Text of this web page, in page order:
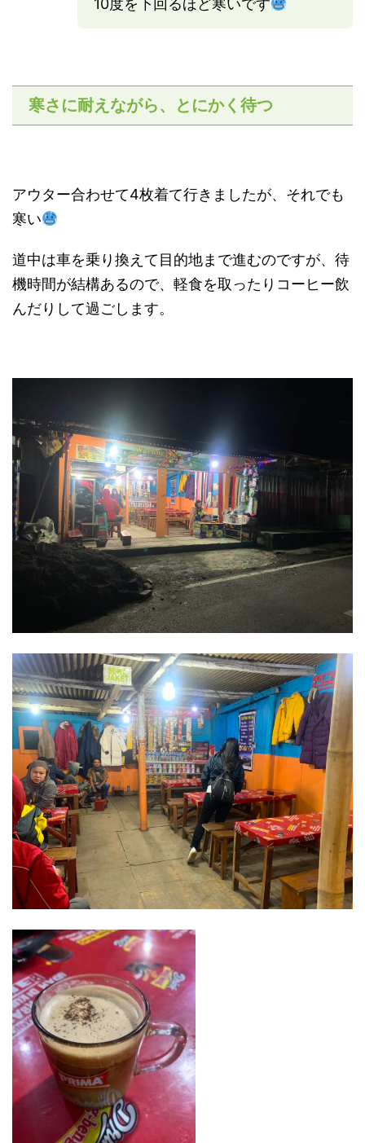
10度を下回るほど寒いです
寒さに耐えながら、とにかく待つ
アウター合わせて4枚着て行きましたが、それでも
寒い
道中は車を乗り換えて目的地まで進むのですが、待
機時間が結構あるので、軽食を取ったりコーヒー飲
んだりして過ごします。